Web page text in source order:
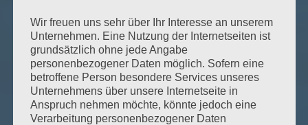
Wir freuen uns sehr über Ihr Interesse an unserem
Unternehmen. Eine Nutzung der Internetseiten ist
grundsätzlich ohne jede Angabe
personenbezogener Daten möglich. Sofern eine
betroffene Person besondere Services unseres
Unternehmens über unsere Internetseite in
Anspruch nehmen möchte, könnte jedoch eine
Verarbeitung personenbezogener Daten